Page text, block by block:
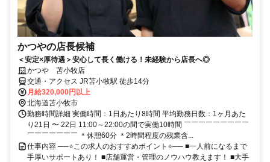
かつやの店長候補
＜安定×厚待遇＞安心して長く働ける！未経験から店長へ◎
かつや 苫小牧店
交通・アクセス JR苫小牧駅 徒歩14分
月給320,000円以上
北海道苫小牧市
勤務時間詳細 実働時間：1日あたり8時間 平均勤務日数：1ヶ月あた
り21日 〜 22日 11:00～22:00の間で実働10時間 ￣￣￣￣￣￣￣￣￣
￣￣￣￣￣￣￣ ＊休憩60分 ＊2時間程度の残業含...
仕事内容 ──⭐この求人のおすすめポイント⭐── ■一人前になるまで
手厚いサポートあり！ ■店舗運営・管理のノウハウ教えます！ ■大手